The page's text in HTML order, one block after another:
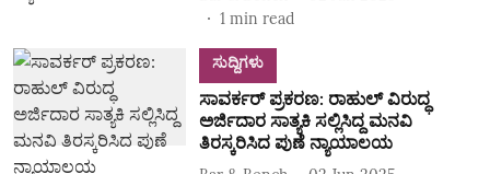
1 min read
ಸುದ್ದಿಗಳು
ಸಾವರ್ಕರ್ ಪ್ರಕರಣ: ರಾಹುಲ್ ವಿರುದ್ಧ
ಅರ್ಜಿದಾರ ಸಾತ್ಯಕಿ ಸಲ್ಲಿಸಿದ್ದ ಮನವಿ
ತಿರಸ್ಕರಿಸಿದ ಪುಣೆ ನ್ಯಾಯಾಲಯ